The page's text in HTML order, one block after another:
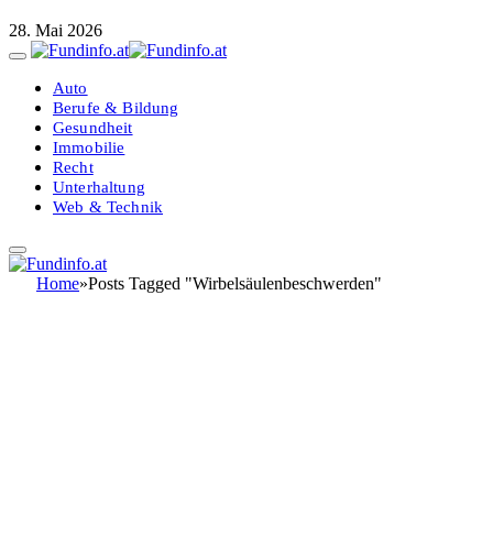
28. Mai 2026
Auto
Berufe & Bildung
Gesundheit
Immobilie
Recht
Unterhaltung
Web & Technik
Home»Posts Tagged "Wirbelsäulenbeschwerden"